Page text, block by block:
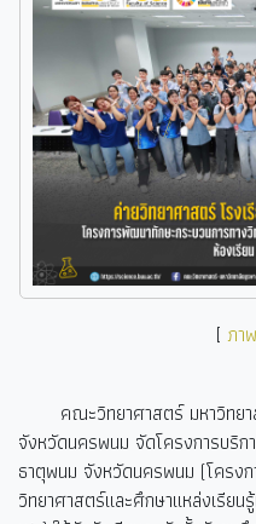
[ ภา
คณะวิทยาศาสตร์ มหาวิทย
จังหวัดนครพนม จัดโครงการบริก
ธาตุพนม จังหวัดนครพนม (โครง
วิทยาศาสตร์และศึกษาแหล่งเรียน